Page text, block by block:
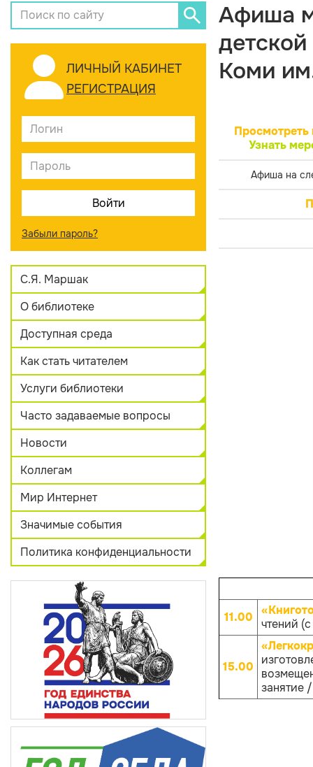
ЛИЧНЫЙ КАБИНЕТ
РЕГИСТРАЦИЯ
Забыли пароль?
С.Я. Маршак
О библиотеке
Доступная среда
Как стать читателем
Услуги библиотеки
Часто задаваемые вопросы
Новости
Коллегам
Мир Интернет
Значимые события
Политика конфиденциальности
Афиша
Коми
Просмотреть
Узнать
Афиша на
11.00
чтений
15.00
занятие